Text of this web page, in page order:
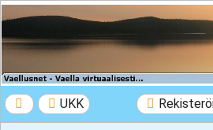
VAELLUSNET -
Vaellusturinat II
UKK